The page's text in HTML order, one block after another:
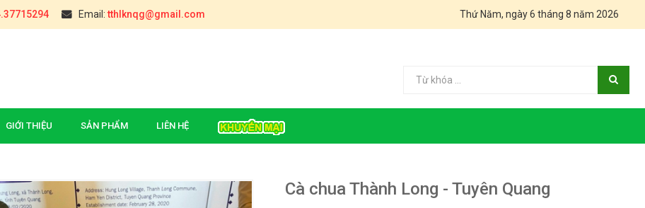
Email:tthlknqg@gmail.com Thứ Năm, ngày 6 tháng 8 năm 2026
GIỚI THIỆU SẢN PHẨM LIÊN HỆ
Cà chua Thành Long - Tuyên Quang